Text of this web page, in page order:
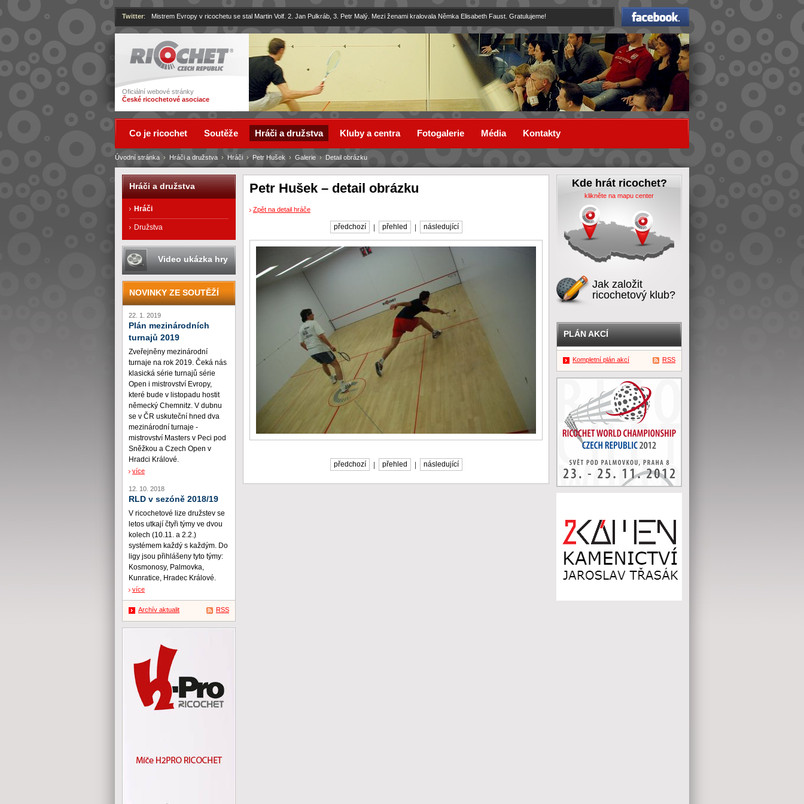
Ricochet
Oficiální webové stránky
České ricochetové asociace
Facebook
Twitter: Mistrem Evropy v ricochetu se stal Martin Volf. 2. Jan Pulkráb, 3. Petr Malý. Mezi ženami kralovala Němka Elisabeth Faust. Gratulujeme!
Petr Hušek – detail obrázku
Zpět na detail hráče
předchozí | přehled | následující
předchozí | přehled | následující
Úvodní stránka › Hráči a družstva › Hráči › Petr Hušek › Galerie › Detail obrázku
Co je ricochet Soutěže Hráči a družstva Kluby a centra Fotogalerie Média Kontakty
Hráči a družstva
Hráči
Družstva
Video ukázka hry
NOVINKY ZE SOUTĚŽÍ
22. 1. 2019
Plán mezinárodních
turnajů 2019
Zveřejněny mezinárodní
turnaje na rok 2019. Čeká nás
klasická série turnajů série
Open i mistrovství Evropy,
které bude v listopadu hostit
německý Chemnitz. V dubnu
se v ČR uskuteční hned dva
mezinárodní turnaje -
mistrovství Masters v Peci pod
Sněžkou a Czech Open v
Hradci Králové.
více
12. 10. 2018
RLD v sezóně 2018/19
V ricochetové lize družstev se
letos utkají čtyři týmy ve dvou
kolech (10.11. a 2.2.)
systémem každý s každým. Do
ligy jsou přihlášeny tyto týmy:
Kosmonosy, Palmovka,
Kunratice, Hradec Králové.
více
Archív aktualit RSS
Kde hrát ricochet?
klikněte na mapu center
Jak založit
ricochetový klub?
PLÁN AKCÍ
Kompletní plán akcí RSS